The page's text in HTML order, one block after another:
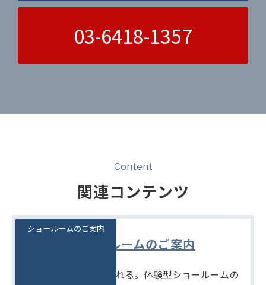
03-6418-1357
Content
関連コンテンツ
ショールームのご案内
見て、触れて、比べられる。体験型ショールームの
ショールームのご案内